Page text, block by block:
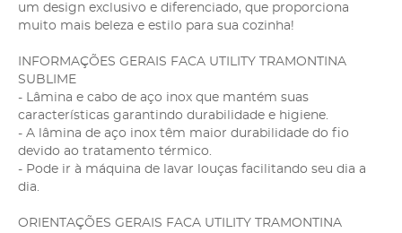
um design exclusivo e diferenciado, que proporciona
muito mais beleza e estilo para sua cozinha!
INFORMAÇÕES GERAIS FACA UTILITY TRAMONTINA
SUBLIME
- Lâmina e cabo de aço inox que mantém suas
características garantindo durabilidade e higiene.
- A lâmina de aço inox têm maior durabilidade do fio
devido ao tratamento térmico.
- Pode ir à máquina de lavar louças facilitando seu dia a
dia.
ORIENTAÇÕES GERAIS FACA UTILITY TRAMONTINA